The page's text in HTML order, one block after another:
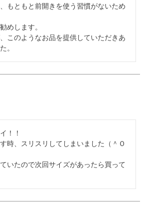
もともと前開きを使う習慣がないため
めします。
このようなお品を提供していただきあ
。
！！
時、スリスリしてしまいました（＾Ｏ
いたので次回サイズがあったら買って